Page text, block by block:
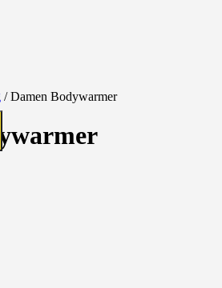
/ Damen Bodywarmer